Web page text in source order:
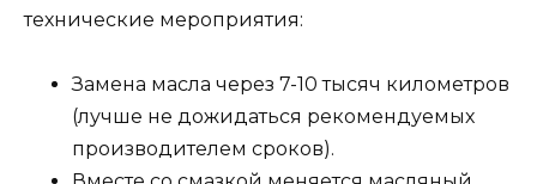
технические мероприятия:
Замена масла через 7-10 тысяч километров
(лучше не дожидаться рекомендуемых
производителем сроков).